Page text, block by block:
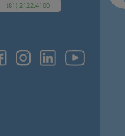
(81) 2122.4100